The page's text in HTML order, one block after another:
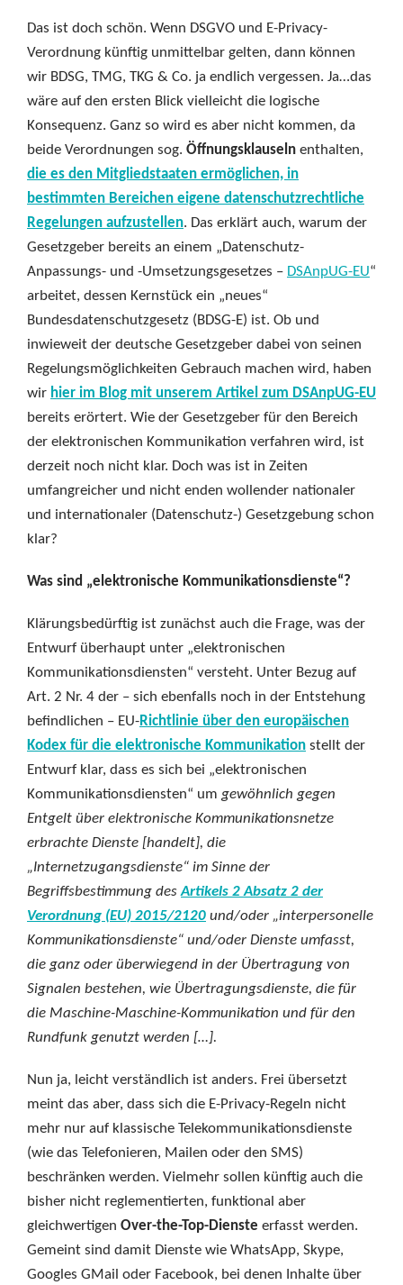
Das ist doch schön. Wenn DSGVO und E-Privacy-
Verordnung künftig unmittelbar gelten, dann können
wir BDSG, TMG, TKG & Co. ja endlich vergessen. Ja…das
wäre auf den ersten Blick vielleicht die logische
Konsequenz. Ganz so wird es aber nicht kommen, da
beide Verordnungen sog. Öffnungsklauseln enthalten,
die es den Mitgliedstaaten ermöglichen, in
bestimmten Bereichen eigene datenschutzrechtliche
Regelungen aufzustellen. Das erklärt auch, warum der
Gesetzgeber bereits an einem „Datenschutz-
Anpassungs- und -Umsetzungsgesetzes – DSAnpUG-EU“
arbeitet, dessen Kernstück ein „neues“
Bundesdatenschutzgesetz (BDSG-E) ist. Ob und
inwieweit der deutsche Gesetzgeber dabei von seinen
Regelungsmöglichkeiten Gebrauch machen wird, haben
wir hier im Blog mit unserem Artikel zum DSAnpUG-EU
bereits erörtert. Wie der Gesetzgeber für den Bereich
der elektronischen Kommunikation verfahren wird, ist
derzeit noch nicht klar. Doch was ist in Zeiten
umfangreicher und nicht enden wollender nationaler
und internationaler (Datenschutz-) Gesetzgebung schon
klar?
Was sind „elektronische Kommunikationsdienste“?
Klärungsbedürftig ist zunächst auch die Frage, was der
Entwurf überhaupt unter „elektronischen
Kommunikationsdiensten“ versteht. Unter Bezug auf
Art. 2 Nr. 4 der – sich ebenfalls noch in der Entstehung
befindlichen – EU-Richtlinie über den europäischen
Kodex für die elektronische Kommunikation stellt der
Entwurf klar, dass es sich bei „elektronischen
Kommunikationsdiensten“ um gewöhnlich gegen
Entgelt über elektronische Kommunikationsnetze
erbrachte Dienste [handelt], die
„Internetzugangsdienste“ im Sinne der
Begriffsbestimmung desArtikels 2 Absatz 2 der
Verordnung (EU) 2015/2120 und/oder „interpersonelle
Kommunikationsdienste“ und/oder Dienste umfasst,
die ganz oder überwiegend in der Übertragung von
Signalen bestehen, wie Übertragungsdienste, die für
die Maschine-Maschine-Kommunikation und für den
Rundfunk genutzt werden […].
Nun ja, leicht verständlich ist anders. Frei übersetzt
meint das aber, dass sich die E-Privacy-Regeln nicht
mehr nur auf klassische Telekommunikationsdienste
(wie das Telefonieren, Mailen oder den SMS)
beschränken werden. Vielmehr sollen künftig auch die
bisher nicht reglementierten, funktional aber
gleichwertigen Over-the-Top-Dienste erfasst werden.
Gemeint sind damit Dienste wie WhatsApp, Skype,
Googles GMail oder Facebook, bei denen Inhalte über